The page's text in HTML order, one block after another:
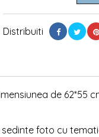
Distribuiti
de 62*55
foto cu